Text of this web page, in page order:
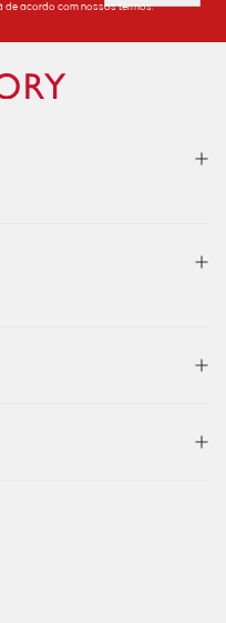
de acordo com nossos termos.